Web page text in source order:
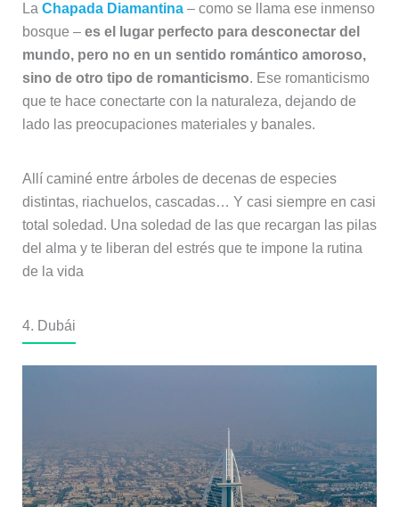
La Chapada Diamantina– como se llama ese inmenso
bosque – es el lugar perfecto para desconectar del
mundo, pero no en un sentido romántico amoroso,
sino de otro tipo de romanticismo. Ese romanticismo
que te hace conectarte con la naturaleza, dejando de
lado las preocupaciones materiales y banales.
Allí caminé entre árboles de decenas de especies
distintas, riachuelos, cascadas… Y casi siempre en casi
total soledad. Una soledad de las que recargan las pilas
del alma y te liberan del estrés que te impone la rutina
de la vida
4. Dubái